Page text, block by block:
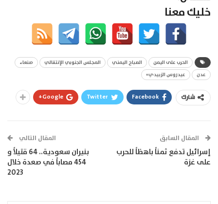
خليك معنا
الحرب على اليمن الصباح اليمني المجلس الجنوبي الإنتقالي
صنعاء
عدن
عيدروس الزبيدي»
شارك Facebook
Twitter
Google+
المقال السابق
إسرائيل تدفع ثمناً باهظاً للحرب
على غزة
المقال التالي
بنيران سعودية.. 64 قتيلاً و
454 مصاباً في صعدة خلال
2023